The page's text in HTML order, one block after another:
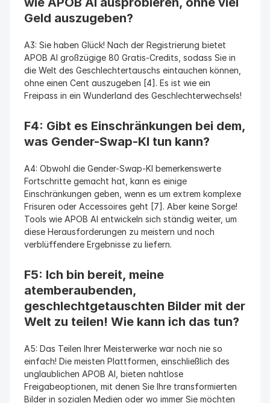
Geld auszugeben?
A3: Sie haben Glück! Nach der Registrierung bietet
APOB AI großzügige 80 Gratis-Credits, sodass Sie in
die Welt des Geschlechtertauschs eintauchen können,
ohne einen Cent auszugeben [4]. Es ist wie ein
Freipass in ein Wunderland des Geschlechterwechsels!
F4: Gibt es Einschränkungen bei dem,
was Gender-Swap-KI tun kann?
A4: Obwohl die Gender-Swap-KI bemerkenswerte
Fortschritte gemacht hat, kann es einige
Einschränkungen geben, wenn es um extrem komplexe
Frisuren oder Accessoires geht [7]. Aber keine Sorge!
Tools wie APOB AI entwickeln sich ständig weiter, um
diese Herausforderungen zu meistern und noch
verblüffendere Ergebnisse zu liefern.
F5: Ich bin bereit, meine
atemberaubenden,
geschlechtgetauschten Bilder mit der
Welt zu teilen! Wie kann ich das tun?
A5: Das Teilen Ihrer Meisterwerke war noch nie so
einfach! Die meisten Plattformen, einschließlich des
unglaublichen APOB AI, bieten nahtlose
Freigabeoptionen, mit denen Sie Ihre transformierten
Bilder in sozialen Medien oder wo immer Sie möchten